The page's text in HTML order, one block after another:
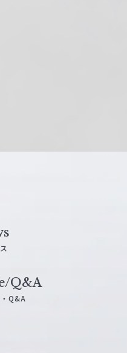
Q&A
Q&A